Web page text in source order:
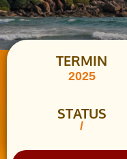
TERMIN
2025
STATUS
/